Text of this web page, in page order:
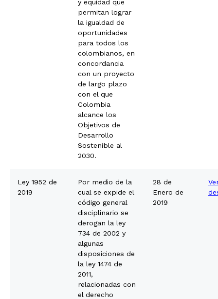
y equidad que
permitan lograr
la igualdad de
oportunidades
para todos los
colombianos, en
concordancia
con un proyecto
de largo plazo
con el que
Colombia
alcance los
Objetivos de
Desarrollo
Sostenible al
2030.
Ley 1952 de
2019
Por medio de la
cual se expide el
código general
disciplinario se
derogan la ley
734 de 2002 y
algunas
disposiciones de
la ley 1474 de
2011,
relacionadas con
el derecho
28 de
Enero de
2019